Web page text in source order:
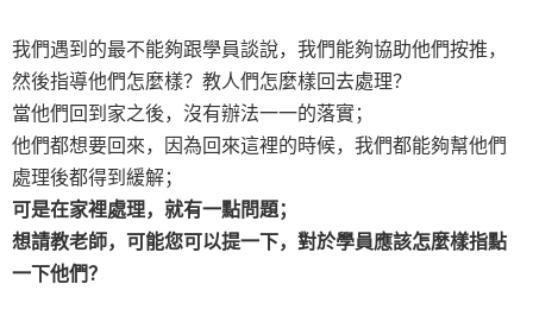
我們遇到的最不能夠跟學員談說，我們能夠協助他們按推，
然後指導他們怎麼樣？教人們怎麼樣回去處理？
當他們回到家之後，沒有辦法一一的落實；
他們都想要回來，因為回來這裡的時候，我們都能夠幫他們
處理後都得到緩解；
可是在家裡處理，就有一點問題；
想請教老師，可能您可以提一下，對於學員應該怎麼樣指點
一下他們？